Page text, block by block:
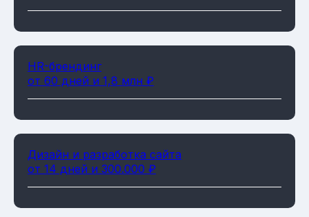
HR-брендинг
от 60 дней и 1,8 млн ₽
Дизайн и разработка сайта
от 14 дней и 300.000 ₽